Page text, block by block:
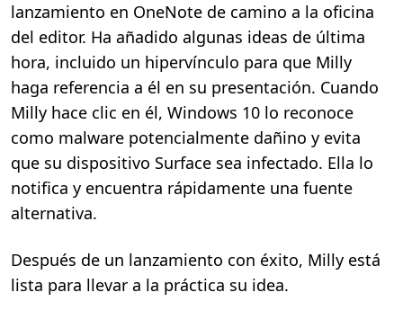
lanzamiento en OneNote de camino a la oficina
del editor. Ha añadido algunas ideas de última
hora, incluido un hipervínculo para que Milly
haga referencia a él en su presentación. Cuando
Milly hace clic en él, Windows 10 lo reconoce
como malware potencialmente dañino y evita
que su dispositivo Surface sea infectado. Ella lo
notifica y encuentra rápidamente una fuente
alternativa.
Después de un lanzamiento con éxito, Milly está
lista para llevar a la práctica su idea.